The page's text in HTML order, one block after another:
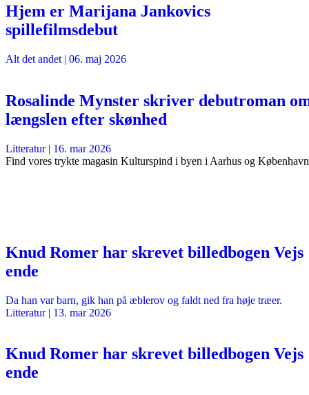
Hjem er Marijana Jankovics
spillefilmsdebut
Alt det andet | 06. maj 2026
Rosalinde Mynster skriver debutroman
længslen efter skønhed
Litteratur| 16. mar 2026
Find vores trykte magasin Kulturspind i byen i Aarhus og København
Knud Romer har skrevet billedbogen Vejs
ende
Da han var barn, gik han på æblerov og faldt ned fra høje træer.
Litteratur| 13. mar 2026
Knud Romer har skrevet billedbogen Vejs
ende